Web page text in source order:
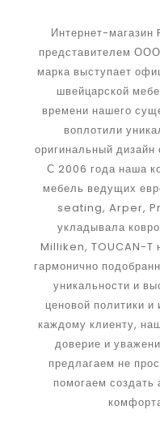
Интернет-
представителем
марка выступает
швейцарской
времени нашего
воплотили
оригинальный
С 2006 года наша
мебель ведущих
seating, Arper,
укладывала
Milliken, TOUCAN-T
гармонично
уникальности и
ценовой политики
каждому клиенту,
доверие и
предлагаем не
помогаем